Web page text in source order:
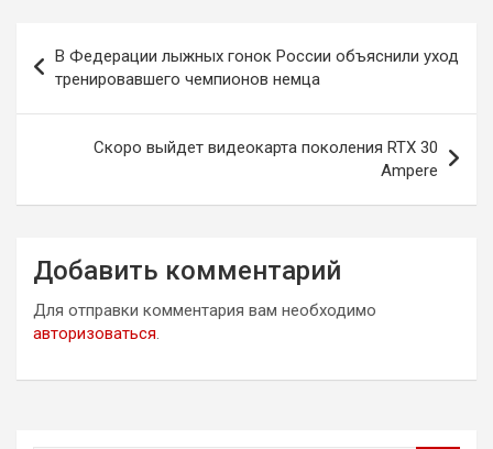
по
записям
В Федерации лыжных гонок России объяснили уход
тренировавшего чемпионов немца
Скоро выйдет видеокарта поколения RTX 30
Ampere
Добавить комментарий
Для отправки комментария вам необходимо
авторизоваться